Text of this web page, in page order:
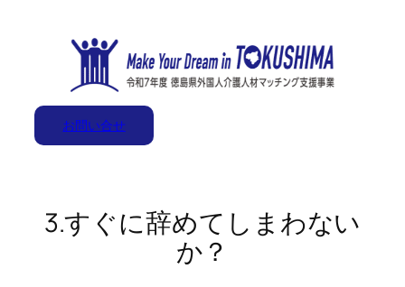
お問い合せ
3.すぐに辞めてしまわない
か？